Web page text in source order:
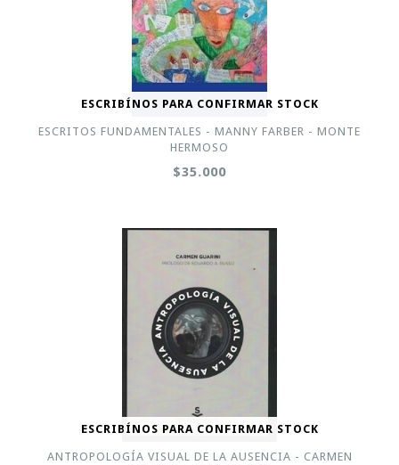
ESCRIBÍNOS PARA CONFIRMAR STOCK
ESCRITOS FUNDAMENTALES - MANNY FARBER - MONTE
HERMOSO
$35.000
ESCRIBÍNOS PARA CONFIRMAR STOCK
ANTROPOLOGÍA VISUAL DE LA AUSENCIA - CARMEN